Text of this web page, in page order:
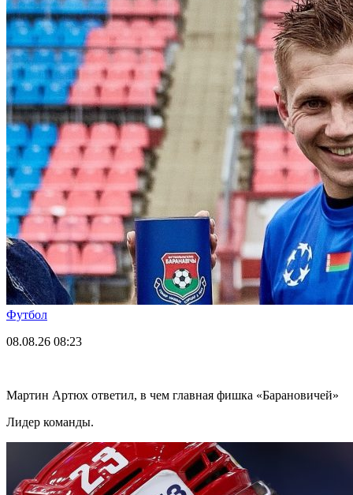
Футбол
08.08.26 08:23
Мартин Артюх ответил, в чем главная фишка «Барановичей»
Лидер команды.